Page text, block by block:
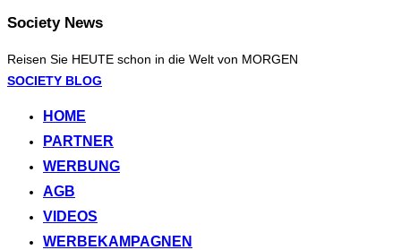
Society News
Reisen Sie HEUTE schon in die Welt von MORGEN
Zum
springen
SOCIETY BLOG
HOME
PARTNER
WERBUNG
AGB
VIDEOS
WERBEKAMPAGNEN